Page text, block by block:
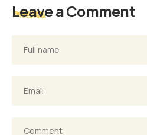
Leave a Comment